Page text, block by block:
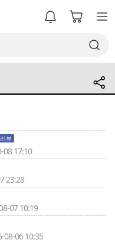
리뷰
17:10
23:28
07 10:19
06 10:35